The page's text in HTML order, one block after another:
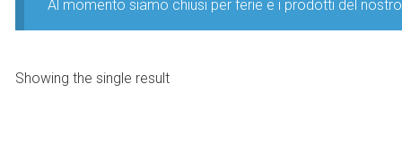
Al momento siamo chiusi per ferie e i prodotti del
Showing the single result